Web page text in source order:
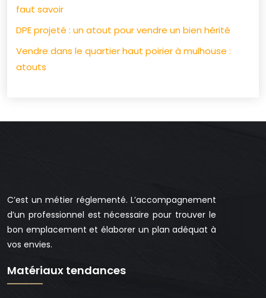
faut savoir
DPE projeté : un atout pour vendre un bien hérité
Vendre dans le quartier haut poirier à mulhouse :
atouts
C’est un métier réglementé. L’accompagnement
d’un professionnel est nécessaire pour trouver le
bon emplacement et élaborer un plan adéquat à
vos envies.
Matériaux tendances